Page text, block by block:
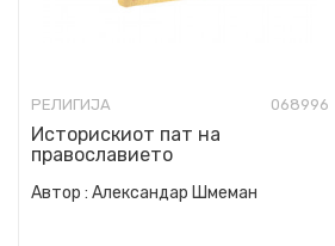
РЕЛИГИЈА 068996
Историскиот пат на
православието
Автор : Александар Шмеман